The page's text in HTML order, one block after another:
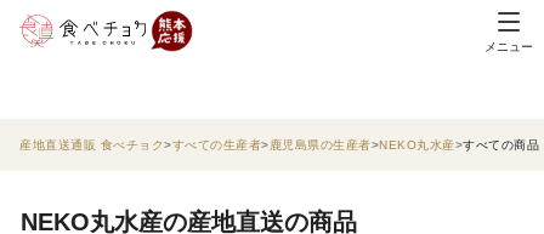
メニュー
産地直送通販 食べチョク すべての生産者 鹿児島県の生産者 NEKO丸水産 すべての商品
NEKO丸水産の産地直送の商品